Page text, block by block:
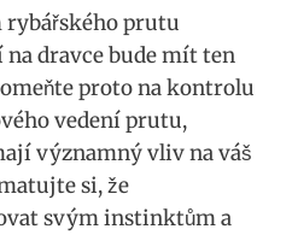
rybářského prutu
‍dravce bude mít‍ ten
proto‌ na kontrolu
vedení prutu,
‍významný vliv na váš
si, že
svým⁤ instinktům a‍